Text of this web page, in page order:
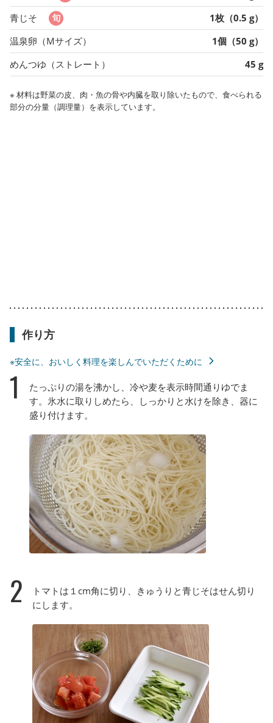
青じそ
1枚（0.5 g）
温泉卵（Mサイズ）
1個（50 g）
めんつゆ（ストレート）
45 g
※ 材料は野菜の皮、肉・魚の骨や内臓を取り除いたもので、食べられる
部分の分量（調理量）を表示しています。
作り方
※安全に、おいしく料理を楽しんでいただくために
1
たっぷりの湯を沸かし、冷や麦を表示時間通りゆでま
す。氷水に取りしめたら、しっかりと水けを除き、器に
盛り付けます。
2
トマトは１cm角に切り、きゅうりと青じそはせん切り
にします。